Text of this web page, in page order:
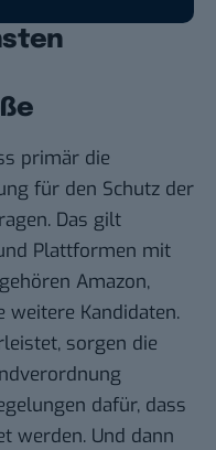
primär die
für den Schutz der
Das gilt
Plattformen mit
Amazon,
weitere Kandidaten.
sorgen die
dafür, dass
werden. Und dann